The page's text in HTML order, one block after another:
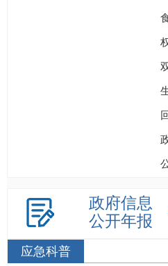
政府信息
公开年报
应急科普